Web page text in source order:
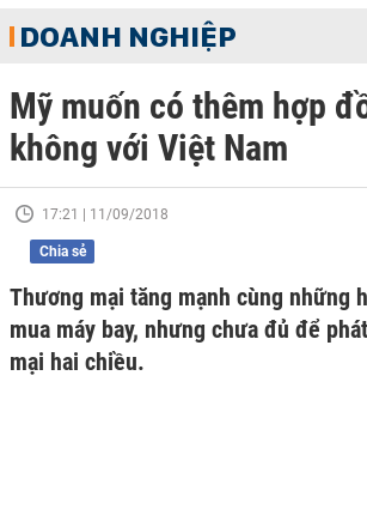
DOANH NGHIỆP
Mỹ muốn có thêm hợp
không với Việt Nam
17:21 | 11/09/2018
Chia sẻ
Thương mại tăng mạnh cùng những
mua máy bay, nhưng chưa đủ để
mại hai chiều.